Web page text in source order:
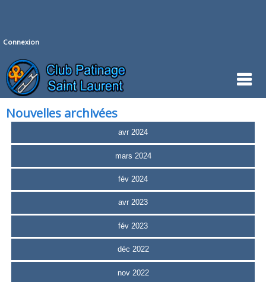
Connexion
Nouvelles archivées
avr 2024
mars 2024
fév 2024
avr 2023
fév 2023
déc 2022
nov 2022